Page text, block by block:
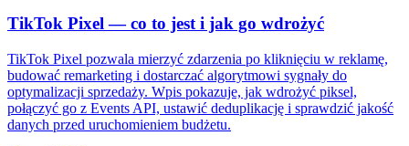
TikTok Pixel — co to jest i jak go wdrożyć
TikTok Pixel pozwala mierzyć zdarzenia po kliknięciu w reklamę,
budować remarketing i dostarczać algorytmowi sygnały do
optymalizacji sprzedaży. Wpis pokazuje, jak wdrożyć piksel,
połączyć go z Events API, ustawić deduplikację i sprawdzić jakość
danych przed uruchomieniem budżetu.